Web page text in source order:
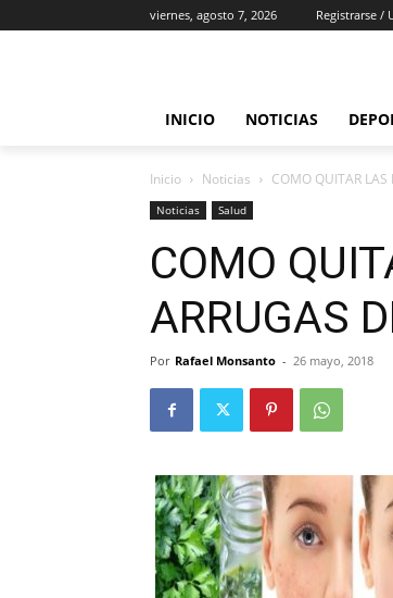
viernes, agosto 7, 2026 Registrarse /
INICIO NOTICIAS
Inicio Noticias COMO QUITAR
Noticias Salud
COMO
ARRUGAS
Por Rafael Monsanto - 26 mayo, 2018